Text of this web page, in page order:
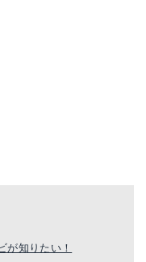
が知りたい！